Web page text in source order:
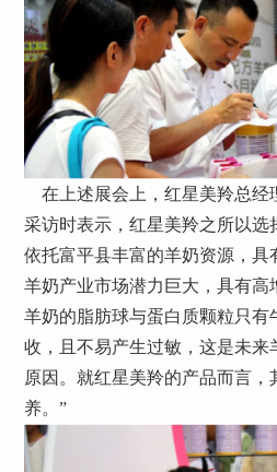
在上述展会上，红星美羚总经
采访时表示，红星美羚之所以选
依托富平县丰富的羊奶资源，具
羊奶产业市场潜力巨大，具有高
羊奶的脂肪球与蛋白质颗粒只有
收，且不易产生过敏，这是未来
原因。就红星美羚的产品而言
养。”